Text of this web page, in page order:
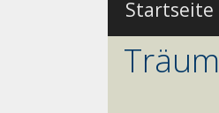
Startseite